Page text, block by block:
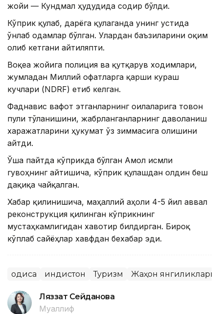
жойи — Кундмал ҳудудида содир бўлди.
Кўприк қулаб, дарёга қулаганда унинг устида
ўнлаб одамлар бўлган. Улардан баъзиларини оқим
олиб кетгани айтиляпти.
Воқеа жойига полиция ва қутқарув ходимлари,
жумладан Миллий офатларга қарши кураш
кучлари (NDRF) етиб келган.
Фаднавис вафот этганларнинг оилаларига товон
пули тўланишини, жабрланганларнинг даволаниш
харажатларини ҳукумат ўз зиммасига олишини
айтди.
Ўша пайтда кўприкда бўлган Амол исмли
гувоҳнинг айтишича, кўприк қулашдан олдин беш
дақиқа чайқалган.
Хабар қилинишича, маҳаллий аҳоли 4-5 йил аввал
реконструкция қилинган кўприкнинг
мустаҳкамлигидан хавотир билдирган. Бироқ
кўплаб сайёҳлар хавфдан бехабар эди.
Ҳодиса Ҳиндистон Туризм Жаҳон янгиликлари
Ляззат Сейданова
Муаллиф